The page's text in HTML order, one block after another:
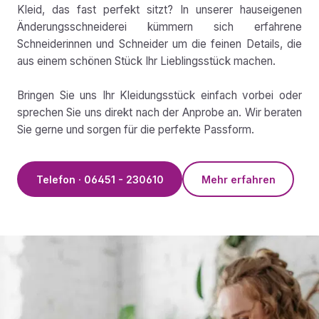
Kleid, das fast perfekt sitzt? In unserer hauseigenen
Änderungsschneiderei kümmern sich erfahrene
Schneiderinnen und Schneider um die feinen Details, die
aus einem schönen Stück Ihr Lieblingsstück machen.
Bringen Sie uns Ihr Kleidungsstück einfach vorbei oder
sprechen Sie uns direkt nach der Anprobe an. Wir beraten
Sie gerne und sorgen für die perfekte Passform.
Telefon · 06451 - 230610 Mehr erfahren